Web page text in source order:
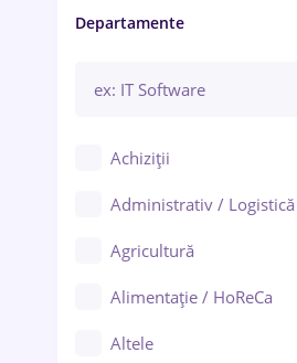
Brașov
Bacău
Galați (Galați)
Ploiești
Departamente
Achiziții
Administrativ / Logistică
Agricultură
Alimentație / HoReCa
Altele